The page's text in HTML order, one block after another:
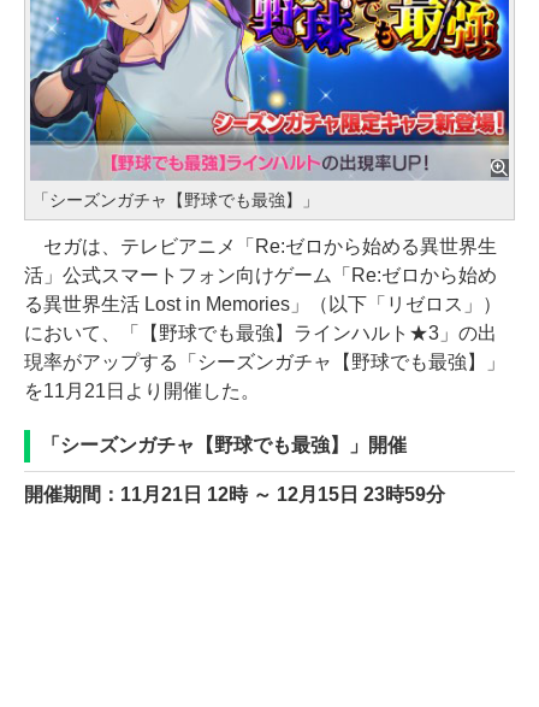
「シーズンガチャ【野球でも最強】」
セガは、テレビアニメ「Re:ゼロから始める異世界生
活」公式スマートフォン向けゲーム「Re:ゼロから始め
る異世界生活 Lost in Memories」（以下「リゼロス」）
において、「【野球でも最強】ラインハルト★3」の出
現率がアップする「シーズンガチャ【野球でも最強】」
を11月21日より開催した。
「シーズンガチャ【野球でも最強】」開催
開催期間：11月21日 12時 ～ 12月15日 23時59分